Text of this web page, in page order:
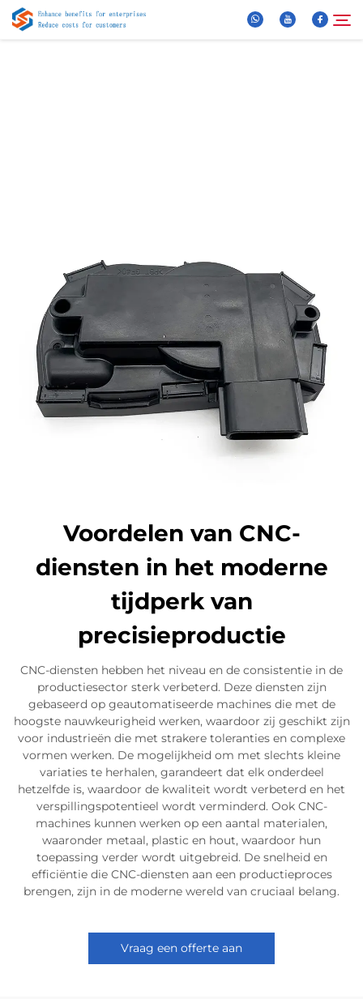
Video
Neem Contact Op
Voordelen van CNC-
diensten in het moderne
tijdperk van
precisieproductie
CNC-diensten hebben het niveau en de consistentie in de
productiesector sterk verbeterd. Deze diensten zijn
gebaseerd op geautomatiseerde machines die met de
hoogste nauwkeurigheid werken, waardoor zij geschikt zijn
voor industrieën die met strakere toleranties en complexe
vormen werken. De mogelijkheid om met slechts kleine
variaties te herhalen, garandeert dat elk onderdeel
hetzelfde is, waardoor de kwaliteit wordt verbeterd en het
verspillingspotentieel wordt verminderd. Ook CNC-
machines kunnen werken op een aantal materialen,
waaronder metaal, plastic en hout, waardoor hun
toepassing verder wordt uitgebreid. De snelheid en
efficiëntie die CNC-diensten aan een productieproces
brengen, zijn in de moderne wereld van cruciaal belang.
Vraag een offerte aan